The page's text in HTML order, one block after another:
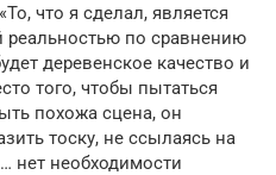
что я сделал, является
реальностью по сравнению
деревенское качество и
того, чтобы пытаться
похожа сцена, он
тоску, не ссылаясь на
нет необходимости